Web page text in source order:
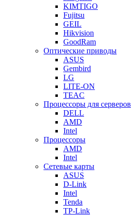
KIMTIGO
Fujitsu
GEIL
Hikvision
GoodRam
Оптические приводы
ASUS
Gembird
LG
LITE-ON
TEAC
Процессоры для серверов
DELL
AMD
Intel
Процессоры
AMD
Intel
Сетевые карты
ASUS
D-Link
Intel
Tenda
TP-Link